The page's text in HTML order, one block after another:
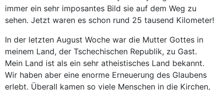
immer ein sehr imposantes Bild sie auf dem Weg zu
sehen. Jetzt waren es schon rund 25 tausend Kilometer!
In der letzten August Woche war die Mutter Gottes in
meinem Land, der Tschechischen Republik, zu Gast.
Mein Land ist als ein sehr atheistisches Land bekannt.
Wir haben aber eine enorme Erneuerung des Glaubens
erlebt. Überall kamen so viele Menschen in die Kirchen,